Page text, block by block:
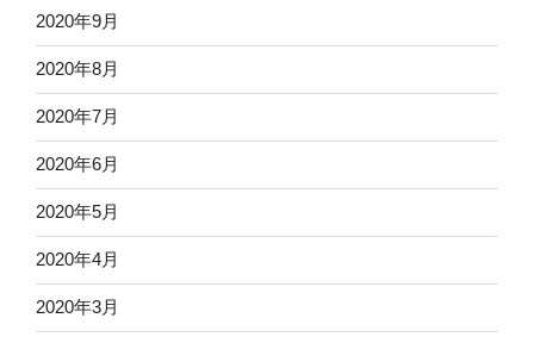
2020年9月
2020年8月
2020年7月
2020年6月
2020年5月
2020年4月
2020年3月